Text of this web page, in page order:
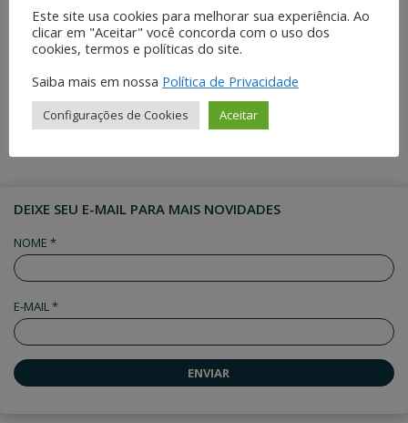
DEIXE SEU E-MAIL PARA MAIS NOVIDADES
NOME *
E-MAIL *
COMPARTILHE ESTE
ARTIGO
Facebook
Este site usa cookies para melhorar sua experiência. Ao
clicar em "Aceitar" você concorda com o uso dos
cookies, termos e políticas do site.
Saiba mais em nossa Política de Privacidade
Configurações de Cookies Aceitar